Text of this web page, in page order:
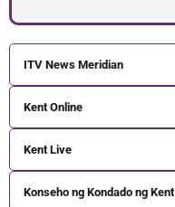
ITV News Meridian
Kent Online
Kent Live
Konseho ng Kondado ng Kent